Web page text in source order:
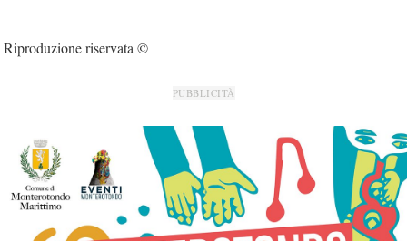
Riproduzione riservata ©
PUBBLICITÀ